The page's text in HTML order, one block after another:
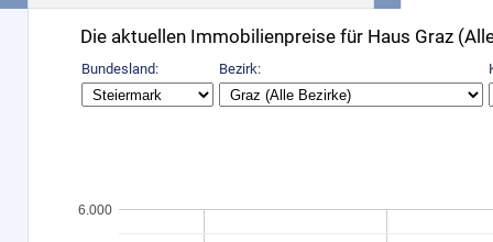
Die aktuellen Immobilienpreise für Haus Graz
Bundesland: Bezirk:
6.000